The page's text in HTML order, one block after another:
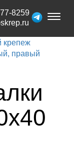
Toggle
8259
крепеж
правый